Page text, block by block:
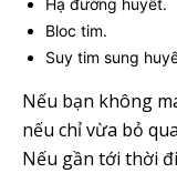
Hạ đường huyết.
Bloc tim.
Suy tim sung
Nếu bạn không
nếu chỉ vừa bỏ
Nếu gần tới thời